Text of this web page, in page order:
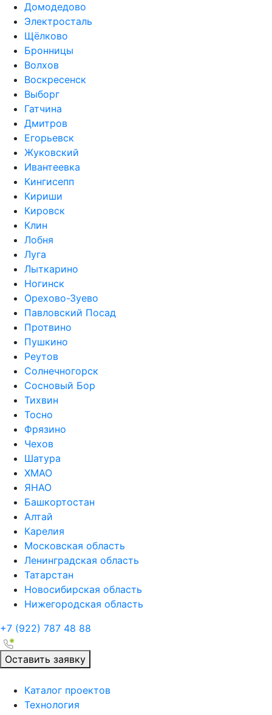
Домодедово
Электросталь
Щёлково
Бронницы
Волхов
Воскресенск
Выборг
Гатчина
Дмитров
Егорьевск
Жуковский
Ивантеевка
Кингисепп
Кириши
Кировск
Клин
Лобня
Луга
Лыткарино
Ногинск
Орехово-Зуево
Павловский Посад
Протвино
Пушкино
Реутов
Солнечногорск
Сосновый Бор
Тихвин
Тосно
Фрязино
Чехов
Шатура
ХМАО
ЯНАО
Башкортостан
Алтай
Карелия
Московская область
Ленинградская область
Татарстан
Новосибирская область
Нижегородская область
+7 (922) 787 48 88
Оставить заявку
Каталог проектов
Технология